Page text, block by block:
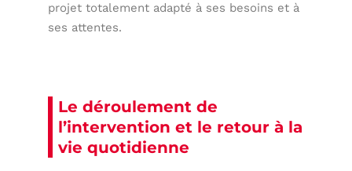
projet totalement adapté à ses besoins et à
ses attentes.
Le déroulement de
l’intervention et le retour à la
vie quotidienne